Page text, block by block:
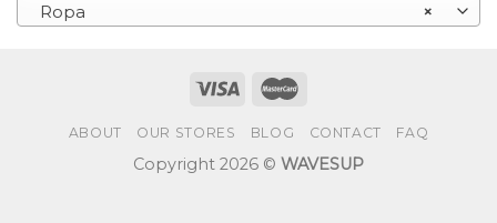
×
Ropa
ABOUT OUR STORES BLOG CONTACT FAQ
Copyright 2026 © WAVESUP